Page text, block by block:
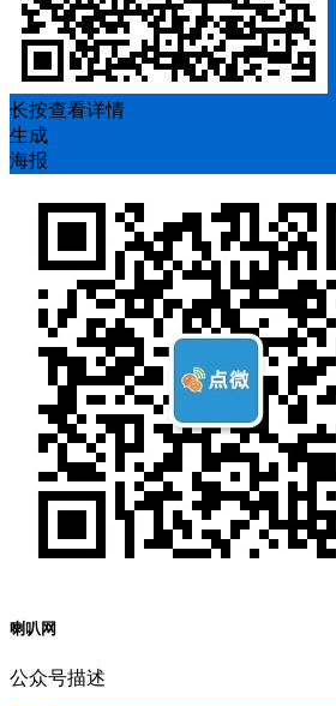
长按查看详情
生成
海报
喇叭网
公众号描述